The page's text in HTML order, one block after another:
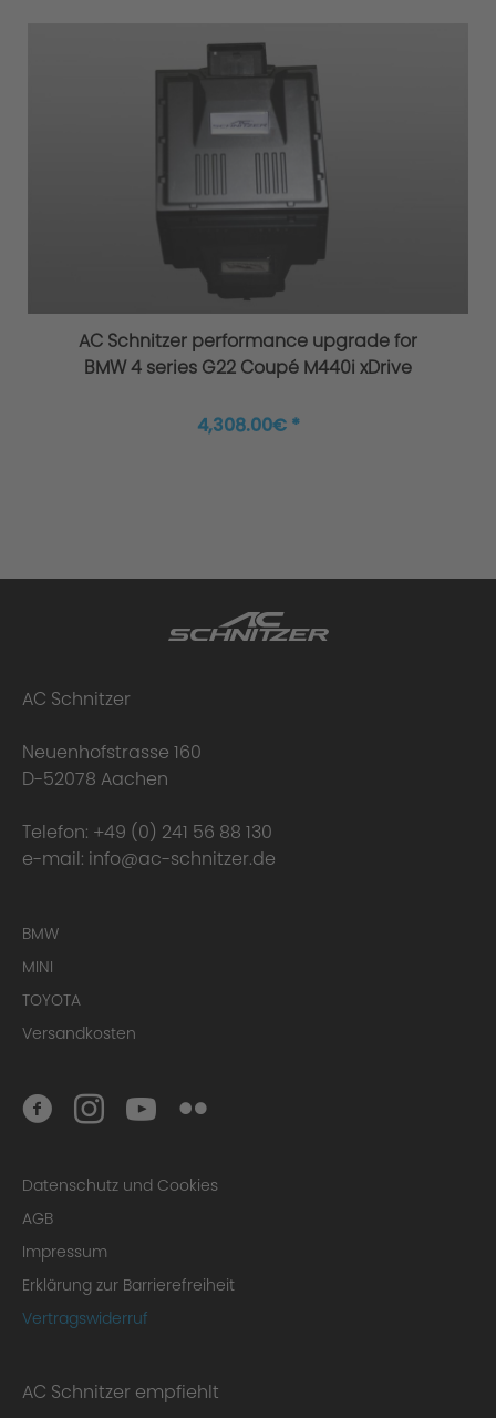
AC Schnitzer performance upgrade for
BMW 4 series G22 Coupé M440i xDrive
4,308.00€ *
AC Schnitzer
Neuenhofstrasse 160
D-52078 Aachen
Telefon: +49 (0) 241 56 88 130
e-mail: info@ac-schnitzer.de
BMW
MINI
TOYOTA
Versandkosten
Datenschutz und Cookies
AGB
Impressum
Erklärung zur Barrierefreiheit
Vertragswiderruf
AC Schnitzer empfiehlt